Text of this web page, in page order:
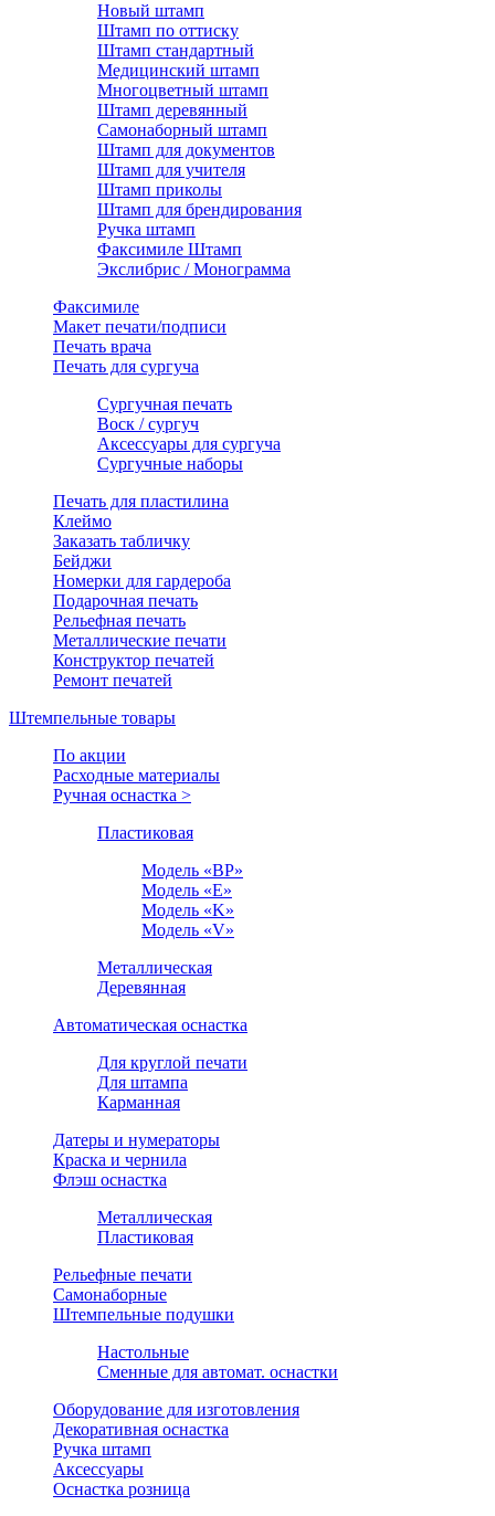
Новый штамп
Штамп по оттиску
Штамп стандартный
Медицинский штамп
Многоцветный штамп
Штамп деревянный
Самонаборный штамп
Штамп для документов
Штамп для учителя
Штамп приколы
Штамп для брендирования
Ручка штамп
Факсимиле Штамп
Экслибрис / Монограмма
Факсимиле
Макет печати/подписи
Печать врача
Печать для сургуча
Сургучная печать
Воск / сургуч
Аксессуары для сургуча
Сургучные наборы
Печать для пластилина
Клеймо
Заказать табличку
Бейджи
Номерки для гардероба
Подарочная печать
Рельефная печать
Металлические печати
Конструктор печатей
Ремонт печатей
Штемпельные товары
По акции
Расходные материалы
Ручная оснастка >
Пластиковая
Модель «BP»
Модель «E»
Модель «K»
Модель «V»
Металлическая
Деревянная
Автоматическая оснастка
Для круглой печати
Для штампа
Карманная
Датеры и нумераторы
Краска и чернила
Флэш оснастка
Металлическая
Пластиковая
Рельефные печати
Самонаборные
Штемпельные подушки
Настольные
Сменные для автомат. оснастки
Оборудование для изготовления
Декоративная оснастка
Ручка штамп
Аксессуары
Оснастка розница